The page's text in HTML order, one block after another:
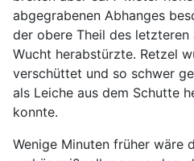
abgegrabenen Abhanges
der obere Theil des
Wucht herabstürzte. Retzel
verschüttet und so schwer
als Leiche aus dem Schutte
konnte.
Wenige Minuten früher wäre